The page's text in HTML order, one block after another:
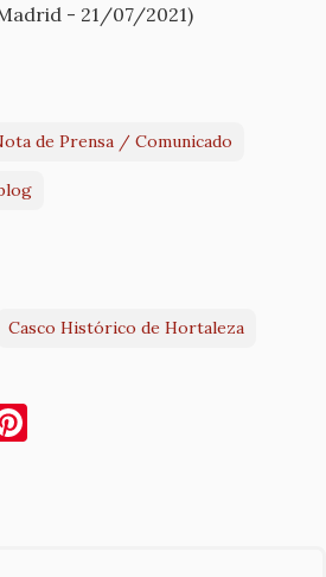
- 21/07/2021)
de Prensa / Comunicado
Casco Histórico de Hortaleza